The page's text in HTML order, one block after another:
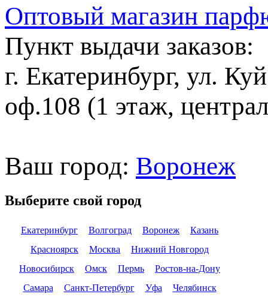
Оптовый магазин
Пункт выдачи заказов:
г. Екатеринбург, ул.
оф.108 (1 этаж,
Ваш город: Воронеж
Выберите свой город
Екатеринбург Волгоград Воронеж
Казань
Красноярск
Москва
Нижний Новгород
Новосибирск
Омск Пермь
Ростов-на-Дону
Самара
Санкт-Петербург Уфа Челябинск